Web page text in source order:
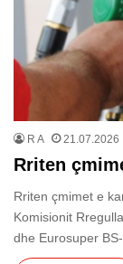
R A 21.07.2026
Rriten
Rriten çmimet e
Komisionit
dhe Eurosuper